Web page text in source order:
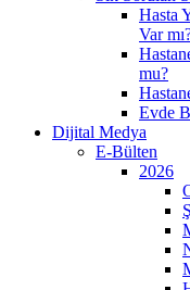
Hasta
Var
mu?
Evde
Dijital Medya
E-Bülten
2026